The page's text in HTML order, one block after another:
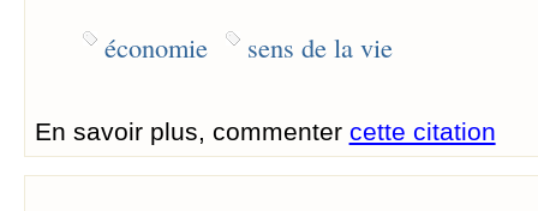
économie sens de la vie
En savoir plus, commenter cette citation